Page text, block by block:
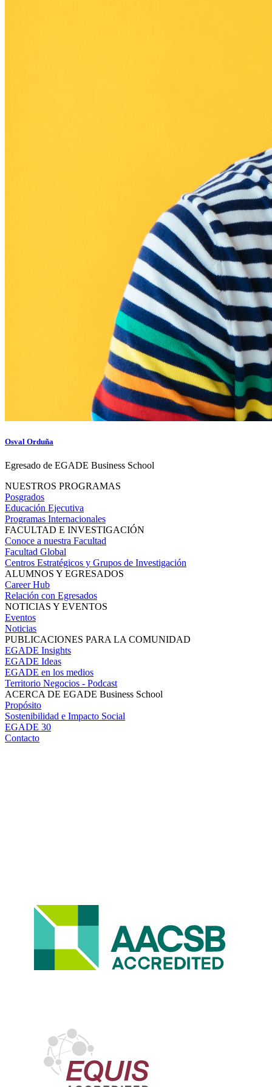
Osval Orduña
Egresado de EGADE Business School
NUESTROS PROGRAMAS
Posgrados
Educación Ejecutiva
Programas Internacionales
FACULTAD E INVESTIGACIÓN
Conoce a nuestra Facultad
Facultad Global
Centros Estratégicos y Grupos de Investigación
ALUMNOS Y EGRESADOS
Career Hub
Relación con Egresados
NOTICIAS Y EVENTOS
Eventos
Noticias
PUBLICACIONES PARA LA COMUNIDAD
EGADE Insights
EGADE Ideas
EGADE en los medios
Territorio Negocios - Podcast
ACERCA DE EGADE Business School
Propósito
Sostenibilidad e Impacto Social
EGADE 30
Contacto